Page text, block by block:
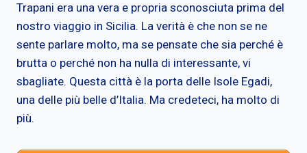
Trapani era una vera e propria sconosciuta prima del
nostro viaggio in Sicilia. La verità è che non se ne
sente parlare molto, ma se pensate che sia perché è
brutta o perché non ha nulla di interessante, vi
sbagliate. Questa città è la porta delle Isole Egadi,
una delle più belle d’Italia. Ma credeteci, ha molto di
più.